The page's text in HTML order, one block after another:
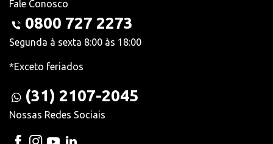
Fale Conosco
0800 727 2273
Segunda à sexta 8:00 às 18:00
*Exceto feriados
(31) 2107-2045
Nossas Redes Sociais